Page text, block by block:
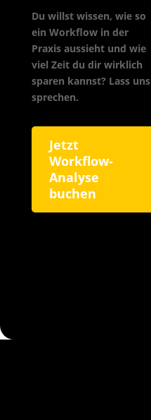
Du willst wissen, wie so
ein Workflow in der
Praxis aussieht und wie
viel Zeit du dir wirklich
sparen kannst? Lass uns
sprechen.
Jetzt
Workflow-
Analyse
buchen